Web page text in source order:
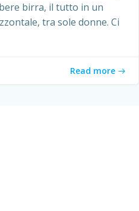
birra, il tutto in un
tra sole donne. Ci
Read more